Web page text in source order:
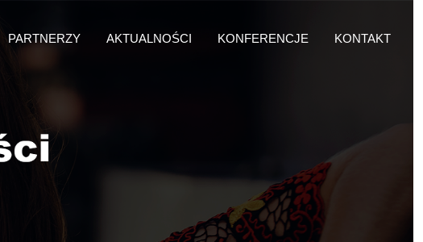
PARTNERZY AKTUALNOŚCI KONFERENCJE KONTAKT